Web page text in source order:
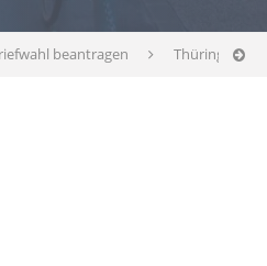
beantragen Thüringen